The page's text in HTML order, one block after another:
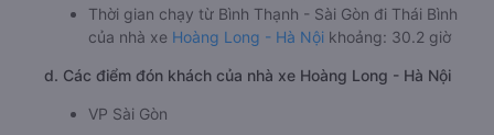
Thời gian chạy từ Bình Thạnh - Sài Gòn đi Thái Bình
của nhà xe Hoàng Long - Hà Nội khoảng: 30.2 giờ
d. Các điểm đón khách của nhà xe Hoàng Long - Hà Nội
VP Sài Gòn